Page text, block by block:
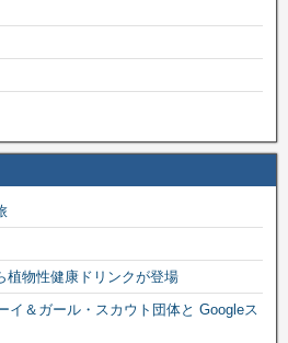
植物性健康ドリンクが登場
イ＆ガール・スカウト団体と Googleス